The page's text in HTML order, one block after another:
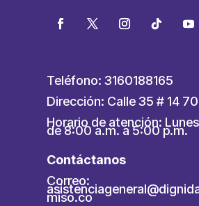
Teléfono: 3160188165
Dirección: Calle 35 # 14 70
Horario de atención:
de 8:00 a.m. a 5:00 p.m.
Contáctanos
Correo:
miso.co